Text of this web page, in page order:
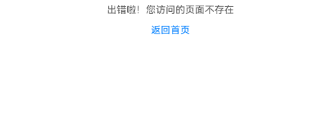
出错啦！您访问的页面不存在
返回首页